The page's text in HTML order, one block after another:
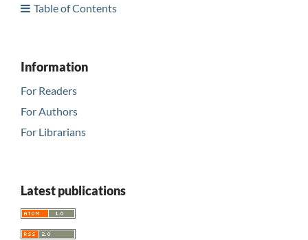
Table of Contents
Information
For Readers
For Authors
For Librarians
Latest publications